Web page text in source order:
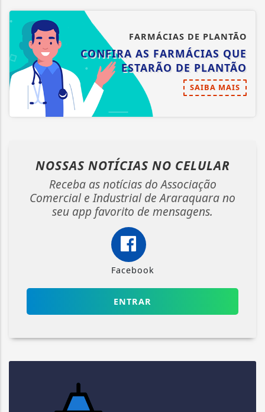
FARMÁCIAS DE PLANTÃO
CONFIRA AS FARMÁCIAS QUE
ESTARÃO DE PLANTÃO
SAIBA MAIS
NOSSAS NOTÍCIAS NO CELULAR
Receba as notícias do Associação
Comercial e Industrial de Araraquara no
seu app favorito de mensagens.
Facebook
ENTRAR